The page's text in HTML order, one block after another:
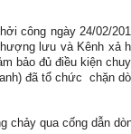
công ngày 24/02/
lưu và Kênh
bảo đủ điều kiện
đã tổ chức chặn
chảy qua cống dẫn